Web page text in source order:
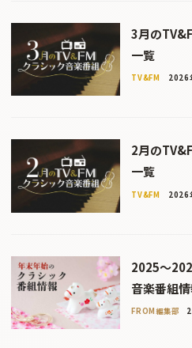
3月の
一覧
TV&FM 2026
2月の
一覧
TV&FM 2026
2025〜
音楽番組
FROM編集部